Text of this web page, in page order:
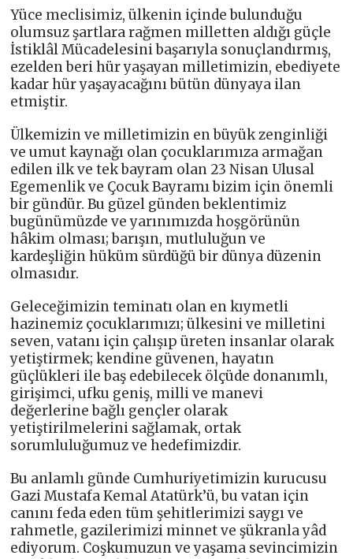
Yüce meclisimiz, ülkenin içinde bulunduğu
olumsuz şartlara rağmen milletten aldığı güçle
İstiklâl Mücadelesini başarıyla sonuçlandırmış,
ezelden beri hür yaşayan milletimizin, ebediyete
kadar hür yaşayacağını bütün dünyaya ilan
etmiştir.
Ülkemizin ve milletimizin en büyük zenginliği
ve umut kaynağı olan çocuklarımıza armağan
edilen ilk ve tek bayram olan 23 Nisan Ulusal
Egemenlik ve Çocuk Bayramı bizim için önemli
bir gündür. Bu güzel günden beklentimiz
bugünümüzde ve yarınımızda hoşgörünün
hâkim olması; barışın, mutluluğun ve
kardeşliğin hüküm sürdüğü bir dünya düzenin
olmasıdır.
Geleceğimizin teminatı olan en kıymetli
hazinemiz çocuklarımızı; ülkesini ve milletini
seven, vatanı için çalışıp üreten insanlar olarak
yetiştirmek; kendine güvenen, hayatın
güçlükleri ile baş edebilecek ölçüde donanımlı,
girişimci, ufku geniş, milli ve manevi
değerlerine bağlı gençler olarak
yetiştirilmelerini sağlamak, ortak
sorumluluğumuz ve hedefimizdir.
Bu anlamlı günde Cumhuriyetimizin kurucusu
Gazi Mustafa Kemal Atatürk’ü, bu vatan için
canını feda eden tüm şehitlerimizi saygı ve
rahmetle, gazilerimizi minnet ve şükranla yâd
ediyorum. Coşkumuzun ve yaşama sevincimizin